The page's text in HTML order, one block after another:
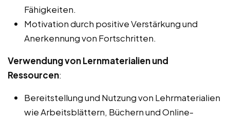
Fähigkeiten.
Motivation durch positive Verstärkung und
Anerkennung von Fortschritten.
Verwendung von Lernmaterialien und
Ressourcen:
Bereitstellung und Nutzung von Lehrmaterialien
wie Arbeitsblättern, Büchern und Online-